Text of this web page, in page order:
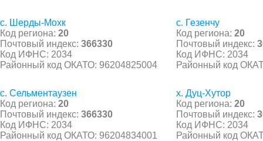
с. Шерды-Мохк
Код региона: 20
Почтовый индекс: 366330
Код ИФНС: 2034
Районный код ОКАТО: 96204825004
с. Гезенчу
Код региона: 20
Почтовый индекс:
Код ИФНС: 2034
Районный код
с. Сельментаузен
Код региона: 20
Почтовый индекс: 366330
Код ИФНС: 2034
Районный код ОКАТО: 96204834001
х. Дуц-Хутор
Код региона: 20
Почтовый индекс:
Код ИФНС: 2034
Районный код